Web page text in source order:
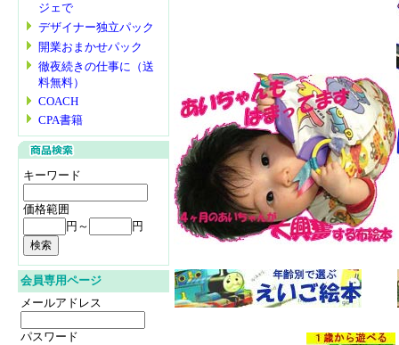
ジェで
デザイナー独立パック
開業おまかせパック
徹夜続きの仕事に（送
料無料）
COACH
CPA書籍
キーワード
価格範囲
円～
円
会員専用ページ
メールアドレス
パスワード